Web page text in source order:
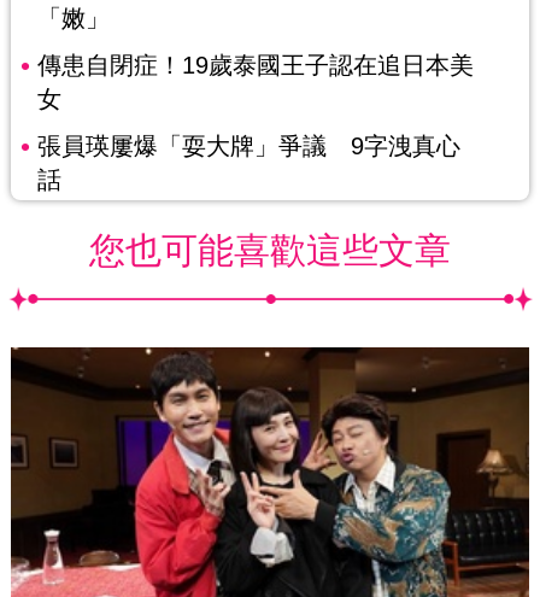
「嫩」
傳患自閉症！19歲泰國王子認在追日本美
女
張員瑛屢爆「耍大牌」爭議 9字洩真心
話
您也可能喜歡這些文章